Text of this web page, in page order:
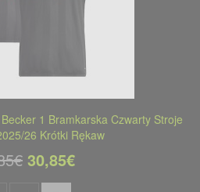
1 Bramkarska Czwarty Stroje
26 Krótki Rękaw
30,85€